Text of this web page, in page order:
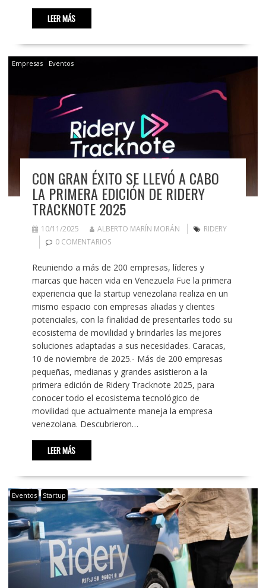
LEER MÁS
Empresas Eventos
CON GRAN ÉXITO SE LLEVÓ A CABO
LA PRIMERA EDICIÓN DE RIDERY
TRACKNOTE 2025
10/11/2025 ALBERTO MARÍN MORÁN
RIDERY
0 COMENTARIOS
Reuniendo a más de 200 empresas, líderes y
marcas que hacen vida en Venezuela Fue la primera
experiencia que la startup venezolana realiza en un
mismo espacio con empresas aliadas y clientes
potenciales, con la finalidad de presentarles todo su
ecosistema de movilidad y brindarles las mejores
soluciones adaptadas a sus necesidades. Caracas,
10 de noviembre de 2025.- Más de 200 empresas
pequeñas, medianas y grandes asistieron a la
primera edición de Ridery Tracknote 2025, para
conocer todo el ecosistema tecnológico de
movilidad que actualmente maneja la empresa
venezolana. Descubrieron…
LEER MÁS
Eventos Startup